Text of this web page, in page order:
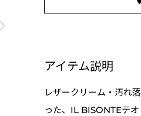
アイテム説明
レザークリーム・汚れ
った、IL BISONTEテ